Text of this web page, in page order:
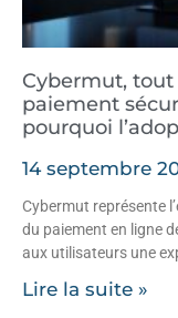
Cybermut, tout
paiement
pourquoi
14 septembre
Cybermut représente
du paiement en ligne
aux utilisateurs une
Lire la suite »